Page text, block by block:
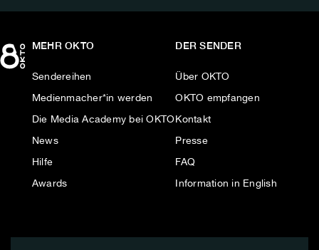
MEHR OKTO
Sendereihen
Medienmacher*in werden
Die Media Academy bei OKTO
News
Hilfe
Awards
DER SENDER
Über OKTO
OKTO empfangen
Kontakt
Presse
FAQ
Information in English